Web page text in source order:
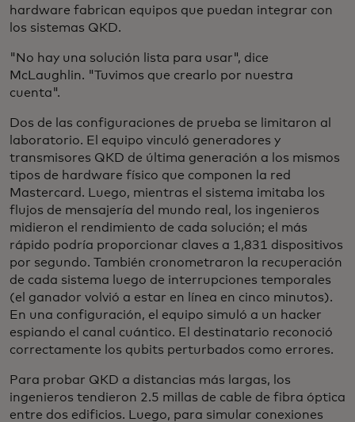
hardware fabrican equipos que puedan integrar con
los sistemas QKD.
"No hay una solución lista para usar", dice
McLaughlin. "Tuvimos que crearlo por nuestra
cuenta".
Dos de las configuraciones de prueba se limitaron al
laboratorio. El equipo vinculó generadores y
transmisores QKD de última generación a los mismos
tipos de hardware físico que componen la red
Mastercard. Luego, mientras el sistema imitaba los
flujos de mensajería del mundo real, los ingenieros
midieron el rendimiento de cada solución; el más
rápido podría proporcionar claves a 1,831 dispositivos
por segundo. También cronometraron la recuperación
de cada sistema luego de interrupciones temporales
(el ganador volvió a estar en línea en cinco minutos).
En una configuración, el equipo simuló a un hacker
espiando el canal cuántico. El destinatario reconoció
correctamente los qubits perturbados como errores.
Para probar QKD a distancias más largas, los
ingenieros tendieron 2.5 millas de cable de fibra óptica
entre dos edificios. Luego, para simular conexiones